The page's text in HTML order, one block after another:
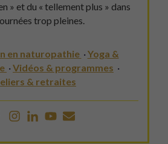
» et du « tellement plus » dans
trop pleines.
en naturopathie · Yoga &
· Vidéos & programmes ·
& retraites